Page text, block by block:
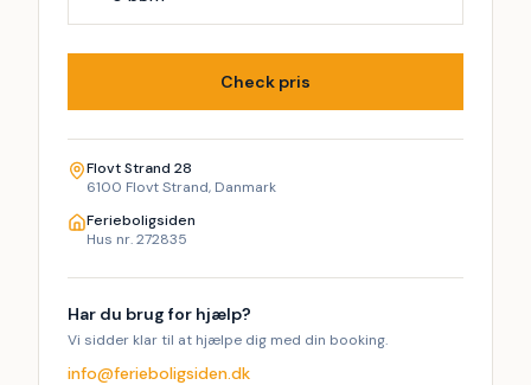
Check pris
Flovt Strand 28
6100 Flovt Strand, Danmark
Ferieboligsiden
Hus nr. 272835
Har du brug for hjælp?
Vi sidder klar til at hjælpe dig med din booking.
info@ferieboligsiden.dk